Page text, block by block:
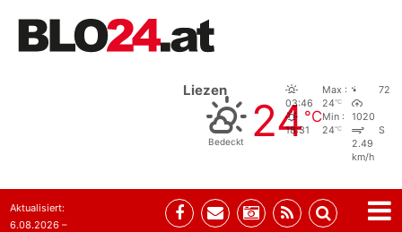
Liezen
Bedeckt 24°C
03:46
18:31
Max :
24°C
Min :
24°C
72
1020
S
2.49
km/h
Aktualisiert:
6.08.2026 –